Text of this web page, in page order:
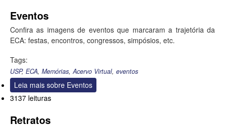
Eventos
Confira as imagens de eventos que marcaram a trajetória da
ECA: festas, encontros, congressos, simpósios, etc.
Tags:
USP, ECA, Memórias,Acervo Virtual, eventos
Leia mais sobre Eventos
3137 leituras
Retratos